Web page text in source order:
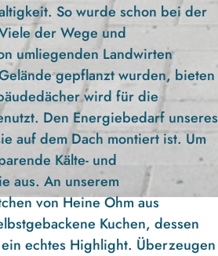
So wurde schon bei der
der Wege und
umliegenden Landwirten
gepflanzt wurden, bieten
wird für die
Den Energiebedarf unseres
auf dem Dach montiert ist. Um
Kälte- und
aus. An unserem
von Heine Ohm aus
Kuchen, dessen
echtes Highlight. Überzeugen